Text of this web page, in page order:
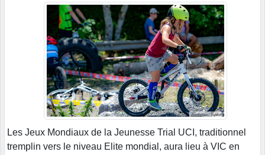
Les Jeux Mondiaux de la Jeunesse Trial UCI, traditionnel
tremplin vers le niveau Elite mondial, aura lieu à VIC en